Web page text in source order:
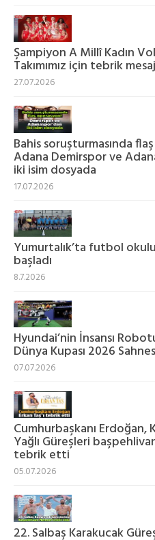
Şampiyon A Millî Kadın
Takımımız için tebrik
27.07.2026
Bahis soruşturmasında
Adana Demirspor ve
iki isim dosyada
17.07.2026
Yumurtalık’ta futbol
başladı
8.7.2026
Hyundai’nin İnsansı
Dünya Kupası 2026
07.07.2026
Cumhurbaşkanı Erdoğan,
Yağlı Güreşleri
tebrik etti
05.07.2026
22. Salbaş Karakucak